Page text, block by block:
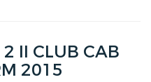
II CLUB CAB
2015